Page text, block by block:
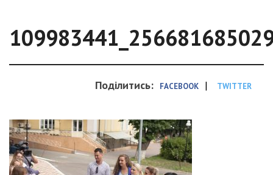
Поділитись: FACEBOOK | TWITTER